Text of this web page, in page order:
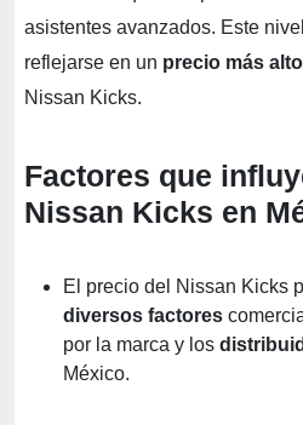
asistentes avanzados. Este
reflejarse en un precio más alto
Nissan Kicks.
Factores que
Nissan Kicks en
El precio del Nissan Kicks
diversos factores
por la marca y los
México.